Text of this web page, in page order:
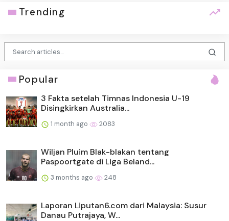
Trending
Popular
3 Fakta setelah Timnas Indonesia U-19
Disingkirkan Australia...
1 month ago 2083
Wiljan Pluim Blak-blakan tentang
Paspoortgate di Liga Beland...
3 months ago 248
Laporan Liputan6.com dari Malaysia: Susur
Danau Putrajaya, W...